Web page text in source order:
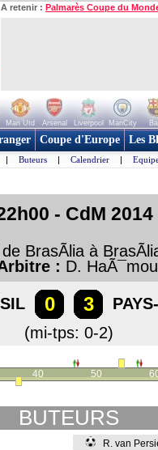
A retenir : Palmarès Coupe du
Man Utd Arsenal Liverpool ManCity
Coupe d'Europe Les
| Buteurs | Calendrier |
- CdM
de BrasÃ­lia à
: D.
0 3
(mi-tps: 0-2)
40 50
BUTEURS
R. van